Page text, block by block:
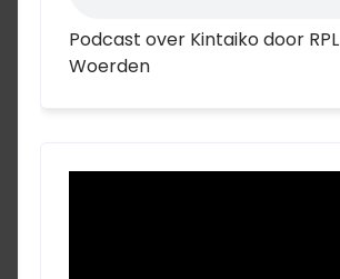
Podcast over Kintaiko door RPL
Woerden